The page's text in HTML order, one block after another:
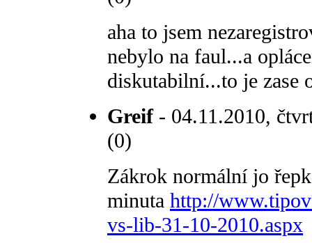
aha to jsem
nebylo na faul...a
diskutabilní...to je zase
Greif- 04.11.2010,
(0)
Zákrok normální jo
minuta http://
vs-lib-31-10-2010.aspx